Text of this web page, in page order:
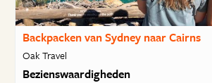
Backpacken van Sydney naar Cairns
Oak Travel
Bezienswaardigheden